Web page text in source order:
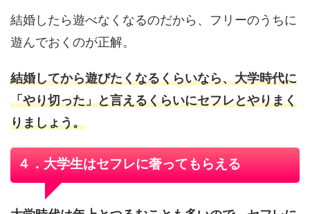
結婚したら遊べなくなるのだから、フリーのうちに
遊んでおくのが正解。
結婚してから遊びたくなるくらいなら、大学時代に
「やり切った」と言えるくらいにセフレとやりまく
りましょう。
４．大学生はセフレに奢ってもらえる